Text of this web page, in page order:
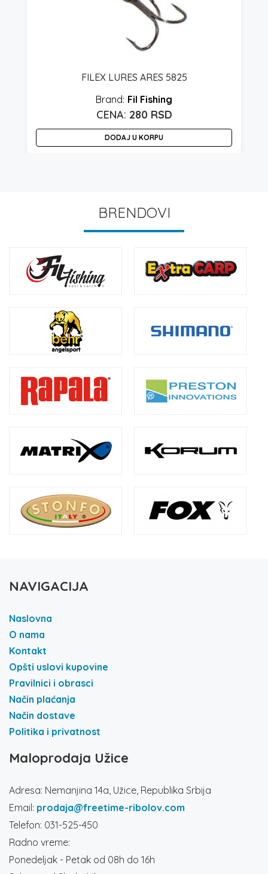
FILEX LURES ARES 5825
Fil Fishing
280 RSD
DODAJ U KORPU
BRENDOVI
NAVIGACIJA
Naslovna
O nama
Kontakt
Opšti uslovi kupovine
Pravilnici i obrasci
Način plaćanja
Način dostave
Politika i privatnost
Maloprodaja Užice
Adresa: Nemanjina 14a, Užice, Republika Srbija
Email: prodaja@freetime-ribolov.com
Telefon: 031-525-450
Radno vreme:
Ponedeljak - Petak od 08h do 16h